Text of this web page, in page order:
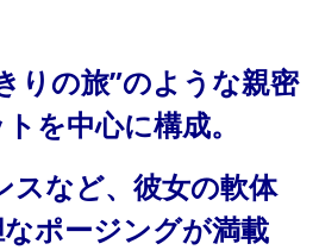
りの旅”のような親密
を中心に構成。
スなど、彼女の軟体
ポージングが満載